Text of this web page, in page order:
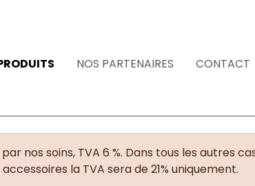
NOS PARTENAIRES CONTACT
nos soins, TVA 6 %. Dans tous les autres
la TVA sera de 21% uniquement.